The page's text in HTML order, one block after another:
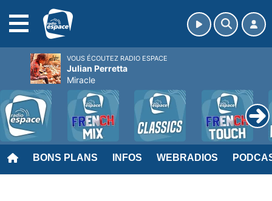
BONS PLANS INFOS WEBRADIOS
VOUS ÉCOUTEZ RADIO ESPACE
Julian Perretta
Miracle